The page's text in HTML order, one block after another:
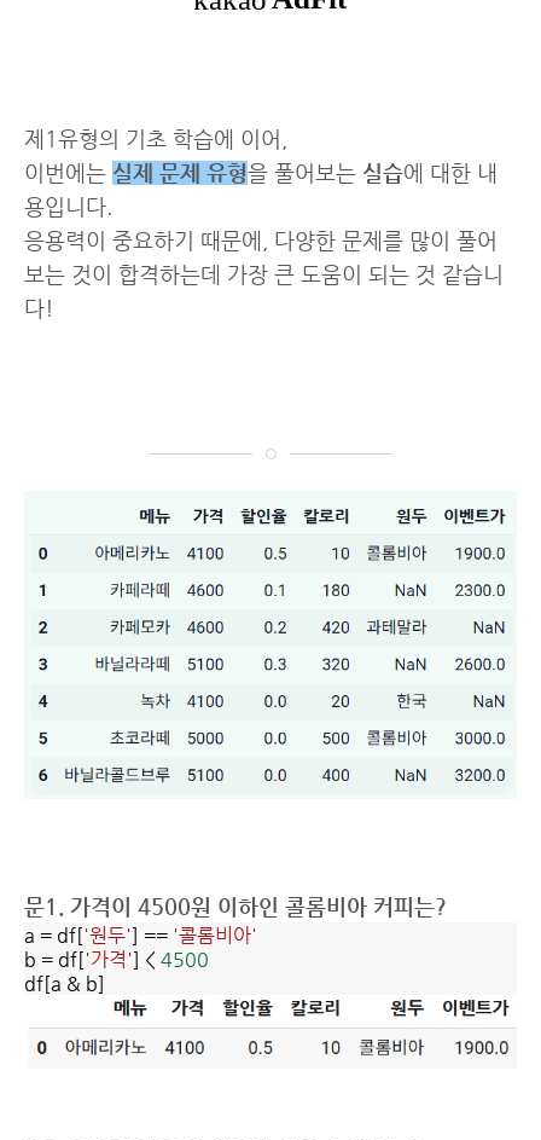
제1유형의 기초 학습에 이어,
이번에는 실제 문제 유형을 풀어보는 실습에 대한 내
용입니다.
응용력이 중요하기 때문에, 다양한 문제를 많이 풀어
보는 것이 합격하는데 가장 큰 도움이 되는 것 같습니
다!
문1. 가격이 4500원 이하인 콜롬비아 커피는?
a = df['원두'] == '콜롬비아'
b = df['가격'] < 4500
df[a & b]